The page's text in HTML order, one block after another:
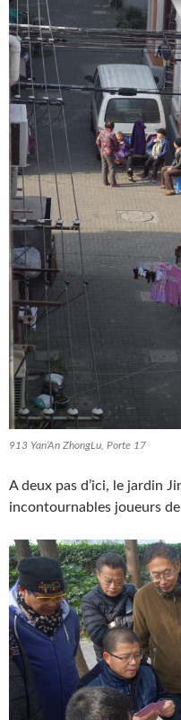
913 Yan’An ZhongLu, Porte 17
A deux pas d’ici, le jardin
incontournables joueurs